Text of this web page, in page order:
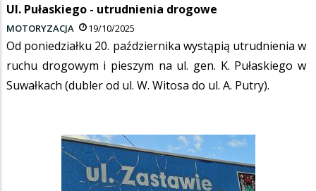
Ul. Pułaskiego - utrudnienia drogowe
MOTORYZACJA 19/10/2025
Od poniedziałku 20. października wystąpią utrudnienia w
ruchu drogowym i pieszym na ul. gen. K. Pułaskiego w
Suwałkach (dubler od ul. W. Witosa do ul. A. Putry).